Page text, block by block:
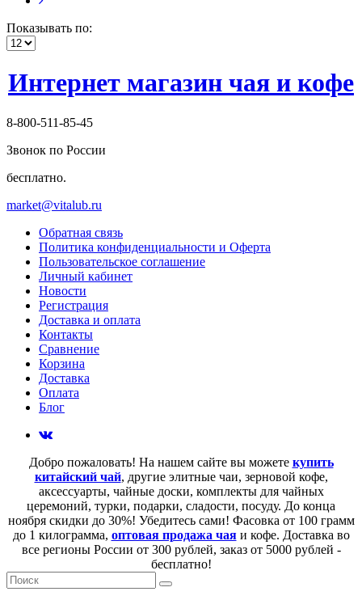
Показывать по:
Интернет магазин чая и кофе
8-800-511-85-45
Звонок по России
бесплатно.
market@vitalub.ru
Обратная связь
Политика конфиденциальности и Оферта
Пользовательское соглашение
Личный кабинет
Новости
Регистрация
Доставка и оплата
Контакты
Сравнение
Корзина
Доставка
Оплата
Блог
Добро пожаловать! На нашем сайте вы можете купить
китайский чай, другие элитные чаи, зерновой кофе,
аксессуарты, чайные доски, комплекты для чайных
церемоний, турки, подарки, сладости, посуду. До конца
ноября скидки до 30%! Убедитесь сами! Фасовка от 100 грамм
до 1 килограмма, оптовая продажа чаяи кофе. Доставка во
все регионы России от 300 рублей, заказ от 5000 рублей -
бесплатно!